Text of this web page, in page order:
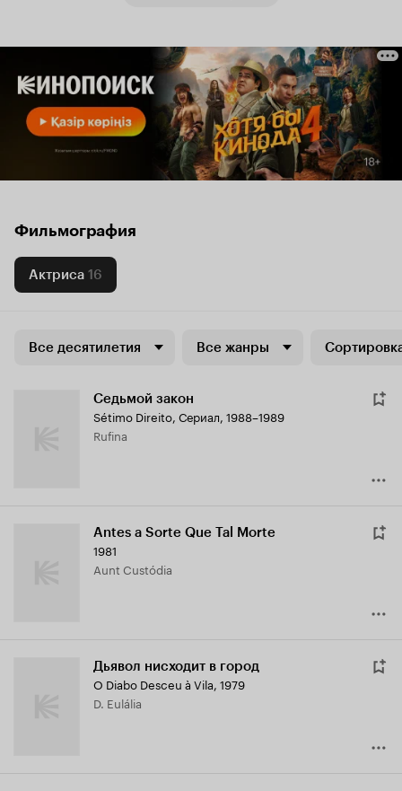
Фильмография
Актриса 16
Все десятилетия Все жанры
Седьмой закон
Sétimo Direito, Сериал, 1988–1989
Rufina
Antes a Sorte Que Tal Morte
1981
Aunt Custódia
Дьявол нисходит в город
O Diabo Desceu à Vila, 1979
D. Eulália